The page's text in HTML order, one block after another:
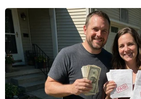
Chủ tịch nước Võ Văn Thưởng với
Nhất/TTXVN)